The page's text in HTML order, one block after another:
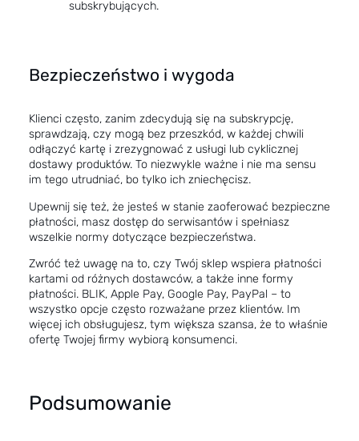
subskrybujących.
Bezpieczeństwo i wygoda
Klienci często, zanim zdecydują się na subskrypcję,
sprawdzają, czy mogą bez przeszkód, w każdej chwili
odłączyć kartę i zrezygnować z usługi lub cyklicznej
dostawy produktów. To niezwykle ważne i nie ma sensu
im tego utrudniać, bo tylko ich zniechęcisz.
Upewnij się też, że jesteś w stanie zaoferować bezpieczne
płatności, masz dostęp do serwisantów i spełniasz
wszelkie normy dotyczące bezpieczeństwa.
Zwróć też uwagę na to, czy Twój sklep wspiera płatności
kartami od różnych dostawców, a także inne formy
płatności. BLIK, Apple Pay, Google Pay, PayPal – to
wszystko opcje często rozważane przez klientów. Im
więcej ich obsługujesz, tym większa szansa, że to właśnie
ofertę Twojej firmy wybiorą konsumenci.
Podsumowanie